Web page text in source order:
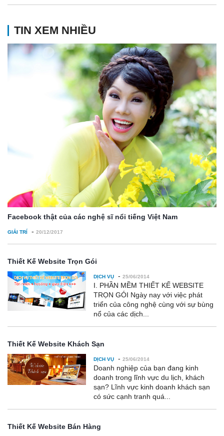
TIN XEM NHIỀU
Facebook thật của các nghệ sĩ nổi tiếng Việt Nam
GIẢI TRÍ - 20/12/2017
Thiết Kế Website Trọn Gói
DỊCH VỤ - 25/06/2014
I. PHẦN MỀM THIẾT KẾ WEBSITE
TRỌN GÓI Ngày nay với việc phát
triển của công nghệ cùng với sự bùng
nổ của các dịch...
Thiết Kế Website Khách Sạn
DỊCH VỤ - 25/06/2014
Doanh nghiệp của bạn đang kinh
doanh trong lĩnh vực du lịch, khách
sạn? Lĩnh vực kinh doanh khách sạn
có sức cạnh tranh quá...
Thiết Kế Website Bán Hàng